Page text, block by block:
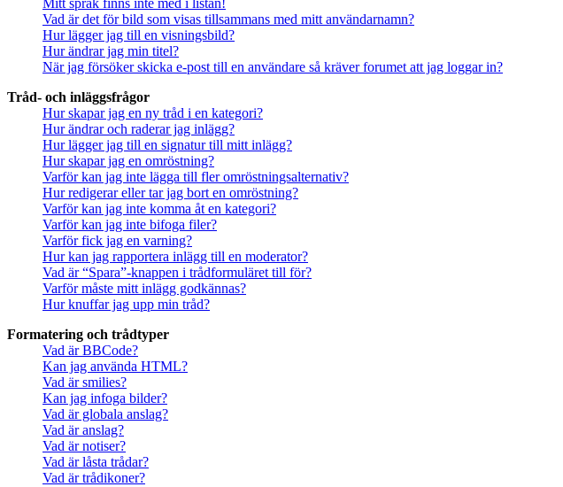
Mitt språk finns inte med i listan!
Vad är det för bild som visas tillsammans med mitt användarnamn?
Hur lägger jag till en visningsbild?
Hur ändrar jag min titel?
När jag försöker skicka e-post till en användare så kräver forumet att jag loggar in?
Tråd- och inläggsfrågor
Hur skapar jag en ny tråd i en kategori?
Hur ändrar och raderar jag inlägg?
Hur lägger jag till en signatur till mitt inlägg?
Hur skapar jag en omröstning?
Varför kan jag inte lägga till fler omröstningsalternativ?
Hur redigerar eller tar jag bort en omröstning?
Varför kan jag inte komma åt en kategori?
Varför kan jag inte bifoga filer?
Varför fick jag en varning?
Hur kan jag rapportera inlägg till en moderator?
Vad är “Spara”-knappen i trådformuläret till för?
Varför måste mitt inlägg godkännas?
Hur knuffar jag upp min tråd?
Formatering och trådtyper
Vad är BBCode?
Kan jag använda HTML?
Vad är smilies?
Kan jag infoga bilder?
Vad är globala anslag?
Vad är anslag?
Vad är notiser?
Vad är låsta trådar?
Vad är trådikoner?